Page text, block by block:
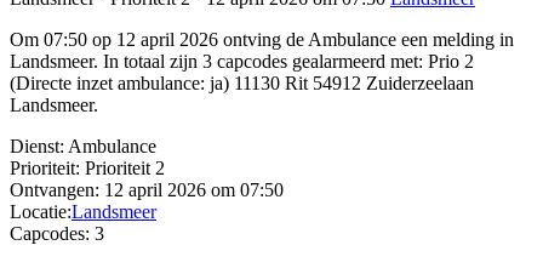
Om 07:50 op 12 april 2026 ontving de Ambulance een melding in
Landsmeer. In totaal zijn 3 capcodes gealarmeerd met: Prio 2
(Directe inzet ambulance: ja) 11130 Rit 54912 Zuiderzeelaan
Landsmeer.
Dienst: Ambulance
Prioriteit: Prioriteit 2
Ontvangen: 12 april 2026 om 07:50
Locatie:Landsmeer
Capcodes: 3